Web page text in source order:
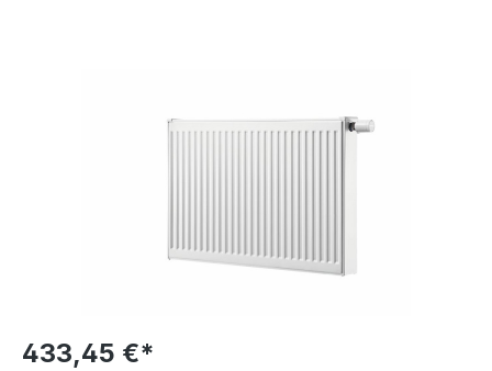
433,45 €*